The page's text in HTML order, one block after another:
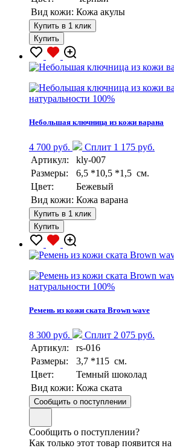
Вид кожи: Кожа акулы
Купить в 1 клик
Купить
натуральности 100%
Небольшая ключница из кожи варана
4 700 руб.
Сплит 1 175 руб.
Артикул:
kly-007
Размеры:
6,5 *10,5 *1,5 см.
Цвет:
Бежевый
Вид кожи: Кожа варана
Купить в 1 клик
Купить
натуральности 100%
Ремень из кожи ската Вrown wave
8 300 руб.
Сплит 2 075 руб.
Артикул:
rs-016
Размеры:
3,7 *115 см.
Цвет:
Темный шоколад
Вид кожи: Кожа ската
Сообщить о поступлении
Сообщить о поступлении?
Как только этот товар появится